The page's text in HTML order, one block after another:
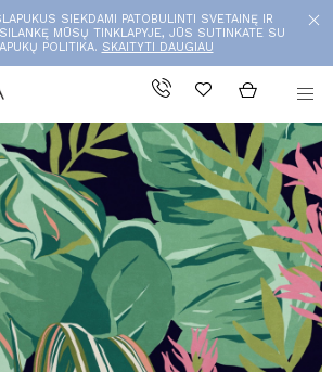
SIEKDAMI PATOBULINTI SVETAINĘ IR
MŪSŲ TINKLAPYJE, JŪS SUTINKATE SU
POLITIKA. SKAITYTI DAUGIAU